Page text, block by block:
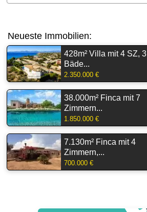
Neueste Immobilien:
428m² Villa mit 4 SZ, 3
Bäde...
2.350.000 €
38.000m² Finca mit 7
Zimmern...
1.850.000 €
7.130m² Finca mit 4
Zimmern,...
700.000 €